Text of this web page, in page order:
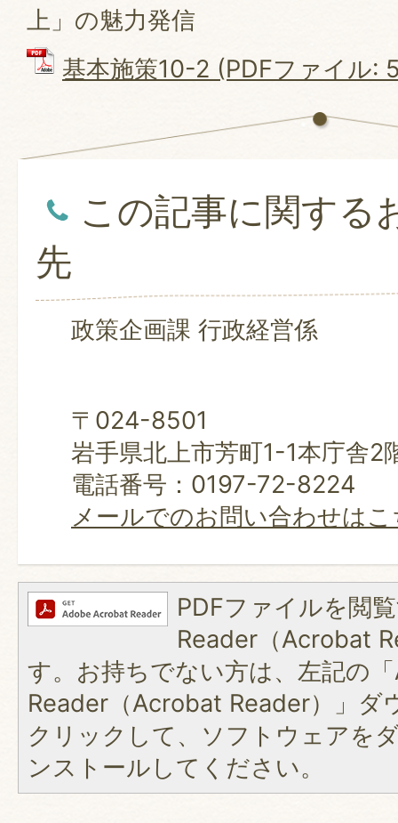
上」の魅力発信
基本施策10-2 (PDFファイル:
この記事に関する
先
政策企画課 行政経営係
〒024-8501
岩手県北上市芳町1-1本庁舎2
電話番号：0197-72-8224
メールでのお問い合わせは
PDFファイルを閲
Reader（Acrobat
す。お持ちでない方は、左記の
Reader（Acrobat Reader）」ダ
クリックして、ソフトウェアを
ンストールしてください。